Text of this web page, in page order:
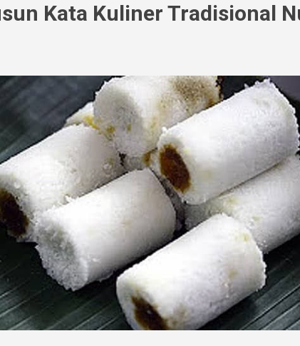
Kata Kuliner Tradisional